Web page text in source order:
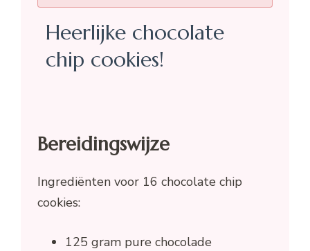
Heerlijke chocolate
chip cookies!
Bereidingswijze
Ingrediënten voor 16 chocolate chip
cookies:
125 gram pure chocolade